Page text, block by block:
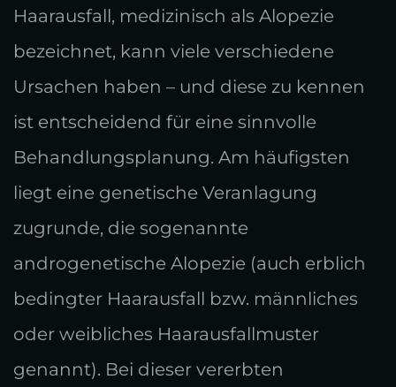
Haarausfall, medizinisch als Alopezie
bezeichnet, kann viele verschiedene
Ursachen haben – und diese zu kennen
ist entscheidend für eine sinnvolle
Behandlungsplanung. Am häufigsten
liegt eine genetische Veranlagung
zugrunde, die sogenannte
androgenetische Alopezie (auch erblich
bedingter Haarausfall bzw. männliches
oder weibliches Haarausfallmuster
genannt). Bei dieser vererbten